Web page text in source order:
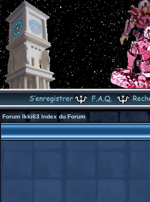
Forum Ikki63 Index du Forum